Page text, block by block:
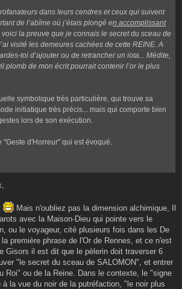
dans leurs cendres et ceux qui suivent
de l’abîme où j’étais plongé en accomplissant
voici la preuve que je connais le secret du sceau de
visité les demeures cachées de cette REINE. A
toi d’ajouter ou de retrancher un iota... Médite,
plomb de mon écrit pourrait contenir l’or le plus
symbolique très particulière, qui trouve sa
initiatique très précis... mais qui comporte bien
lors de son exécution.
"Geste d'Horreur" qui est évoqué.
Mais n'oubliez pas la dimension alchimique, Il
avec la Maison-Dieu qui pointe vers le
ou le voyageur, cité plusieurs fois dans les De
première phrase de l'Or de Rennes, et ce n'est
Gisors il est dit que le pèlerin doit traverser 6
"le secret du sceau de SALOMON", et entrer
Roi" ou de la Reine. Dans le contexte, le "signe
la vue du noir de la putréfaction, "le noir plus